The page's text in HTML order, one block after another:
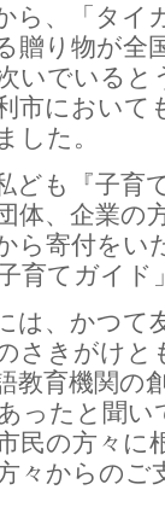
ら、「タイ
贈り物が全
いでいると
市において
した。
ども『子育
体、企業の
ら寄付を
育てガイド
は、かつて
さきがけと
教育機関の
ったと聞い
民の方々に
々からの